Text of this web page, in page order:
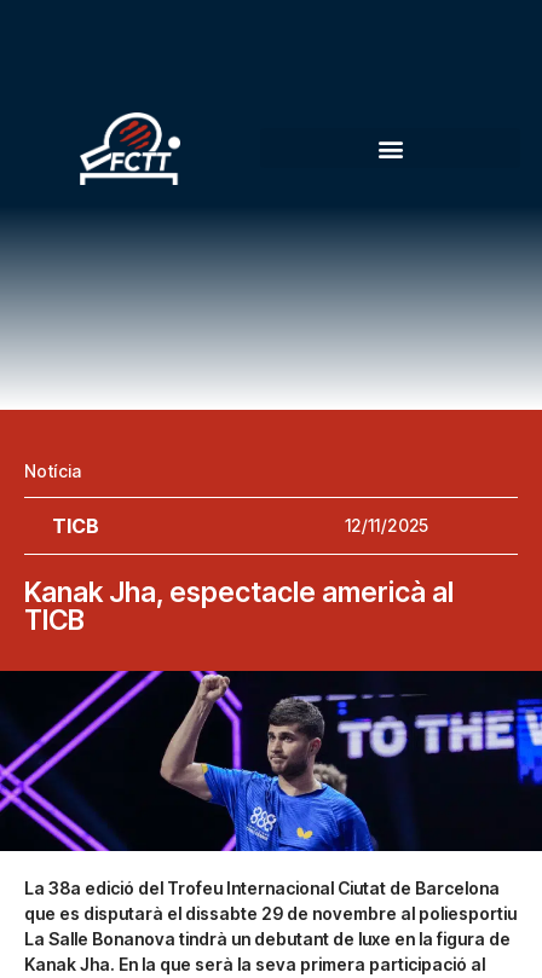
Notícia
TICB 12/11/2025
Kanak Jha, espectacle americà al
TICB
La 38a edició del Trofeu Internacional Ciutat de Barcelona
que es disputarà el dissabte 29 de novembre al poliesportiu
La Salle Bonanova tindrà un debutant de luxe en la figura de
Kanak Jha. En la que serà la seva primera participació al